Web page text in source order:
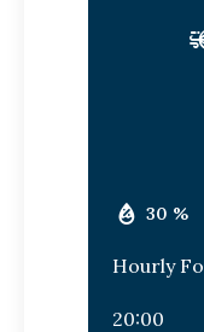
30 %
Hourly
20:00